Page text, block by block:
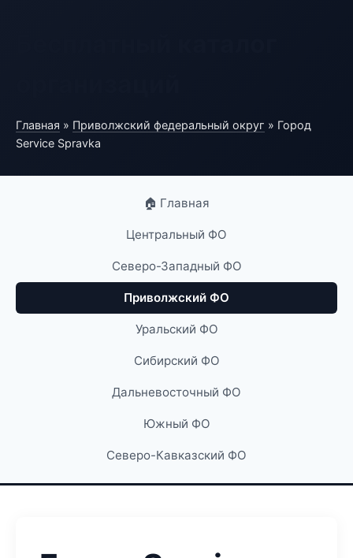
Главная » Приволжский федеральный округ » Город
Service Spravka
🏠 Главная
Центральный ФО
Северо-Западный ФО
Приволжский ФО
Уральский ФО
Сибирский ФО
Дальневосточный ФО
Южный ФО
Северо-Кавказский ФО